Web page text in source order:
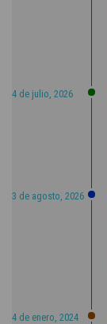
4 de julio, 2026
3 de agosto, 2026
4 de enero, 2024